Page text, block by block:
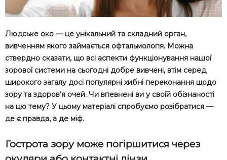
Людське око — це унікальний та складний орган,
вивченням якого займається офтальмологія. Можна
ствердно сказати, що всі аспекти функціонування нашої
зорової системи на сьогодні добре вивчені, втім серед
широкого загалу досі популярні хибні переконання щодо
зору та здоров’я очей. Чи впевнені ви у своїй обізнаності
на цю тему? У цьому матеріалі спробуємо розібратися —
де є правда, а де міф.
Гострота зору може погіршитися через